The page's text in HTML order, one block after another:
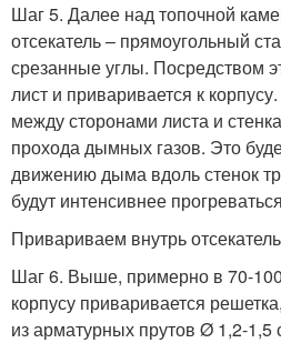
Шаг 5. Далее над топочной
отсекатель – прямоугольный
срезанные углы. Посредством
лист и приваривается к
между сторонами листа и
прохода дымных газов. Это
движению дыма вдоль стенок
будут интенсивнее
Привариваем внутрь отсекатель
Шаг 6. Выше, примерно в 70-100
корпусу приваривается
из арматурных прутов Ø 1,2-1,5